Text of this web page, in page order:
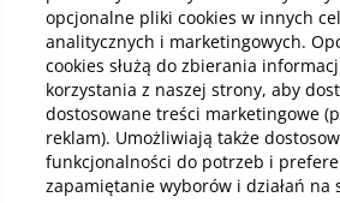
Kup online
Pobierz aplikację
opcjonalne pliki cookies w innych
analitycznych i marketingowych.
cookies służą do zbierania
korzystania z naszej strony, aby
dostosowane treści marketingowe
reklam). Umożliwiają także
funkcjonalności do potrzeb i
zapamiętanie wyborów i działań na